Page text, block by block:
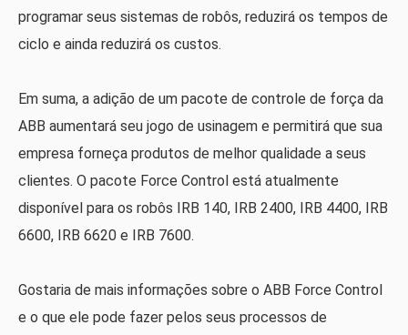
programar seus sistemas de robôs, reduzirá os tempos de
ciclo e ainda reduzirá os custos.
Em suma, a adição de um pacote de controle de força da
ABB aumentará seu jogo de usinagem e permitirá que sua
empresa forneça produtos de melhor qualidade a seus
clientes. O pacote Force Control está atualmente
disponível para os robôs IRB 140, IRB 2400, IRB 4400, IRB
6600, IRB 6620 e IRB 7600.
Gostaria de mais informações sobre o ABB Force Control
e o que ele pode fazer pelos seus processos de